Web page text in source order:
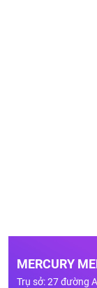
MERCURY
Trụ sở: 27 đường